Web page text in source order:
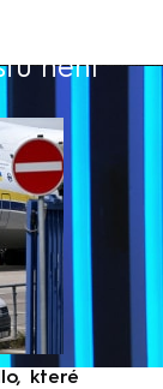
není
které